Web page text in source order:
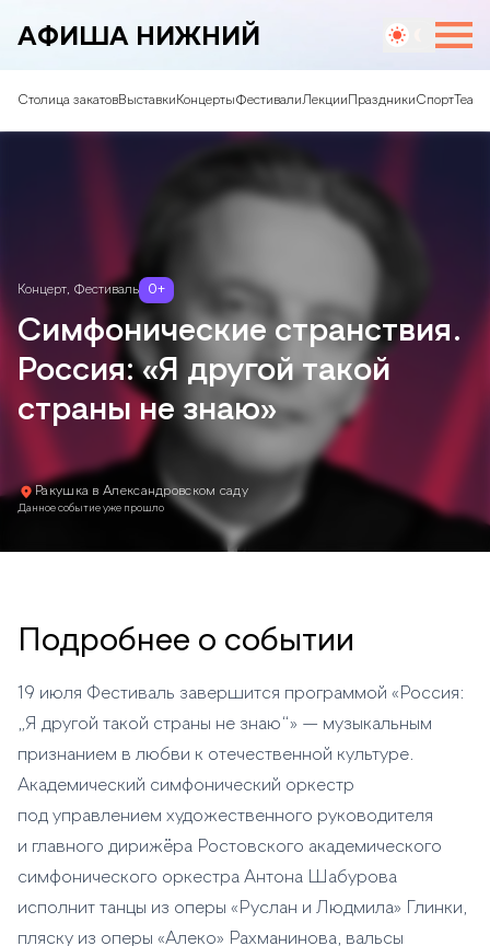
АФИША НИЖНИЙ
Столица закатовВыставкиКонцертыФестивалиЛекции ПраздникиСпорт
Концерт, Фестиваль 0+
Симфонические странствия.
Россия: «Я другой такой
страны не знаю»
Ракушка в Александровском саду
Данное событие уже прошло
Подробнее о событии
19 июля Фестиваль завершится программой «Россия:
„Я другой такой страны не знаю“» — музыкальным
признанием в любви к отечественной культуре.
Академический симфонический оркестр
под управлением художественного руководителя
и главного дирижёра Ростовского академического
симфонического оркестра Антона Шабурова
исполнит танцы из оперы «Руслан и Людмила» Глинки,
пляску из оперы «Алеко» Рахманинова, вальсы